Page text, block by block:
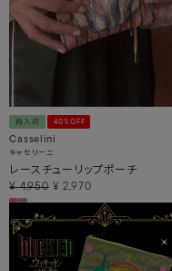
再入荷 40%OFF
Casselini
キャセリーニ
レースチューリップポーチ
¥ 4,950 ¥ 2,970